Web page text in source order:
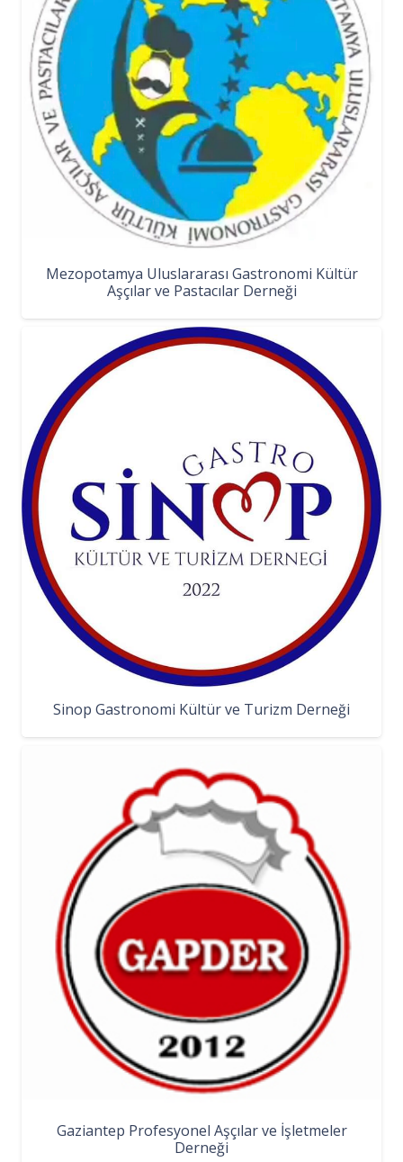
Mezopotamya Uluslararası Gastronomi Kültür
Aşçılar ve Pastacılar Derneği
Sinop Gastronomi Kültür ve Turizm Derneği
Gaziantep Profesyonel Aşçılar ve İşletmeler
Derneği